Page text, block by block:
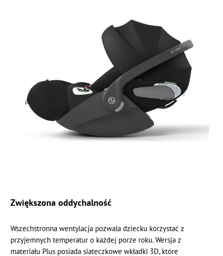
Zwiększona oddychalność
Wszechstronna wentylacja pozwala dziecku korzystać z
przyjemnych temperatur o każdej porze roku. Wersja z
materiału Plus posiada siateczkowe wkładki 3D, które